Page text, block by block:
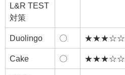
L&R TEST
対策
Duolingo 〇 ★★★☆☆
Cake 〇 ★★★☆☆